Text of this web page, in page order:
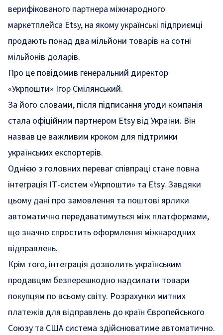
верифікованого партнера міжнародного
маркетплейса Etsy, на якому українські підприємці
продають понад два мільйони товарів на сотні
мільйонів доларів.
Про це повідомив генеральний директор
«Укрпошти» Ігор Смілянський.
За його словами, після підписання угоди компанія
стала офіційним партнером Etsy від України. Він
назвав це важливим кроком для підтримки
українських експортерів.
Однією з головних переваг співпраці стане повна
інтеграція ІТ-систем «Укрпошти» та Etsy. Завдяки
цьому дані про замовлення та поштові ярлики
автоматично передаватимуться між платформами,
що значно спростить оформлення міжнародних
відправлень.
Крім того, інтеграція дозволить українським
продавцям безперешкодно надсилати товари
покупцям по всьому світу. Розрахунки митних
платежів для відправлень до країн Європейського
Союзу та США система здійснюватиме автоматично.